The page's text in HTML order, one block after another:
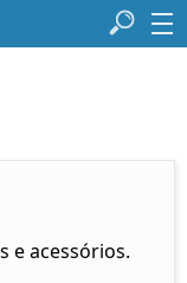
e acessórios.